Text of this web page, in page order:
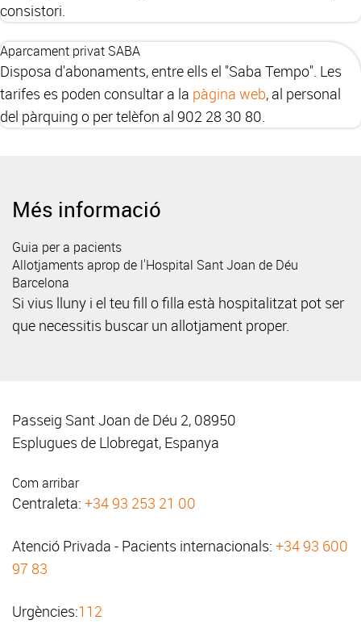
consistori.
Aparcament privat SABA
Disposa d'abonaments, entre ells el "Saba Tempo". Les
tarifes es poden consultar a la pàgina web, al personal
del pàrquing o per telèfon al 902 28 30 80.
Més informació
Guia per a pacients
Allotjaments aprop de l'Hospital Sant Joan de Déu
Barcelona
Si vius lluny i el teu fill o filla està hospitalitzat pot ser
que necessitis buscar un allotjament proper.
Passeig Sant Joan de Déu 2, 08950
Esplugues de Llobregat, Espanya
Com arribar
Centraleta: +34 93 253 21 00
Atenció Privada - Pacients internacionals: +34 93 600
97 83
Urgències:112